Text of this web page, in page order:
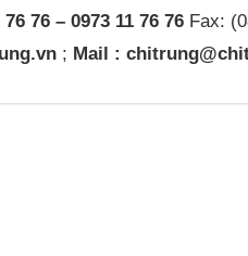
76 – 0973 11 76 76 Fax:
; Mail :